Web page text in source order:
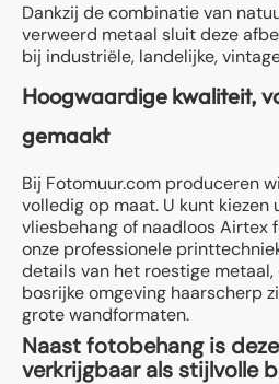
Dankzij de combinatie van
verweerd metaal sluit deze
bij industriële, landelijke,
Hoogwaardige kwaliteit,
gemaakt
Bij Fotomuur.com produceren
volledig op maat. U kunt kiezen
vliesbehang of naadloos Airtex
onze professionele
details van het roestige
bosrijke omgeving haarscherp
grote wandformaten.
Naast fotobehang is
verkrijgbaar als stijlvolle